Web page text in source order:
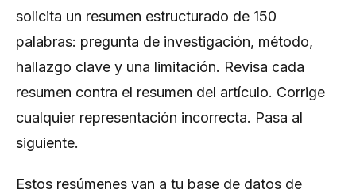
solicita un resumen estructurado de 150
palabras: pregunta de investigación, método,
hallazgo clave y una limitación. Revisa cada
resumen contra el resumen del artículo. Corrige
cualquier representación incorrecta. Pasa al
siguiente.
Estos resúmenes van a tu base de datos de